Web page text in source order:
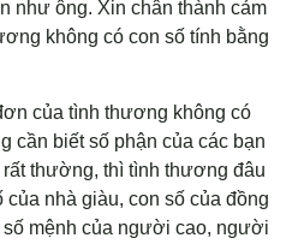
như ông. Xin chân thành cảm
không có con số tính bằng
của tình thương không có
cần biết số phận của các bạn
thường, thì tình thương đâu
nhà giàu, con số của đồng
số mệnh của người cao, người